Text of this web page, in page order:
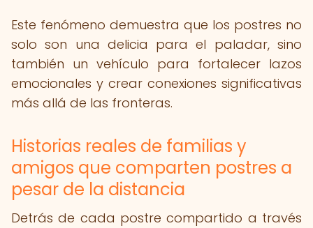
Este fenómeno demuestra que los postres no
solo son una delicia para el paladar, sino
también un vehículo para fortalecer lazos
emocionales y crear conexiones significativas
más allá de las fronteras.
Historias reales de familias y
amigos que comparten postres a
pesar de la distancia
Detrás de cada postre compartido a través